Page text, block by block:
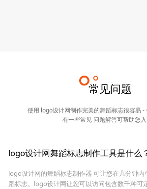
常见问题
使用 logo设计网制作完美的舞蹈标志很容易 -
有一些常见 问题解答可帮助您入
logo设计网舞蹈标志制作工具是什么
logo设计网的舞蹈标志制作器 可让您在几分钟
蹈标志。logo设计网让您可以访问包含数千种可